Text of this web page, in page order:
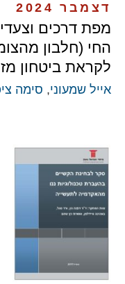
דצמבר 2024
מפת דרכים
החי (חלבון
לקראת ביטחון מזון
אייל שמעוני, סימה